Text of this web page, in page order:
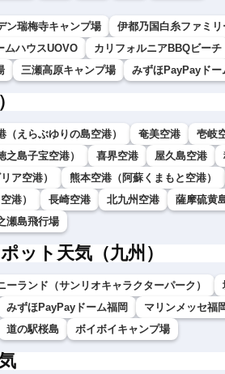
ン瑞梅寺キャンプ場
伊都乃国白糸ファミ
ムハウスUOVO
カリフォルニアBBQビーチ
三瀬高原キャンプ場 みずほPayPayドー
（えらぶゆりの島空港） 奄美空港 壱岐
之島子宝空港） 喜界空港 屋久島空港
ア空港）
熊本空港（阿蘇くまもと空港）
港）
長崎空港 北九州空港 薩摩硫黄
瀬島飛行場
ット天気（九州）
ーランド（サンリオキャラクターパーク）
みずほPayPayドーム福岡
マリンメッセ福
道の駅桜島 ボイボイキャンプ場